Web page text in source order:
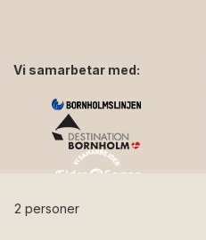
2 personer
Vi samarbetar med: